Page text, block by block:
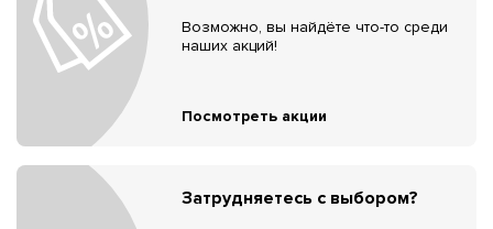
Возможно, вы найдёте что-то среди
наших акций!
Посмотреть акции
Затрудняетесь с выбором?